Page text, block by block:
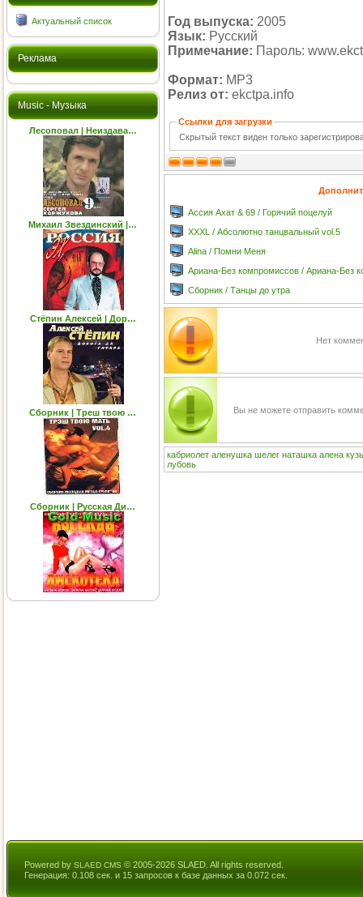
Актуальный список
Реклама
Music - Музыка
Лесоповал | Неиздава…
Михаил Звездинский |…
Стёпин Алексей | Дор…
Сборник | Треш твою …
Сборник | Русская Ди…
Год выпуска: 2005
Язык: Русский
Примечание: Пароль:
Формат: MP3
Релиз от: ekctpa.info
Ссылки для загрузки
Скрытый текст виден только
Ассия Ахат & 69 / Горячий поцелуй
XXXL / Абсолютно танцвальный vol.5
Alina / Помни Меня
Ариана-Без компромиссов / Ариана-Без
Сборник / Танцы до утра
Нет
Вы не можете отправить
кабриолет аленушка шелег наташка алена
лубовь
Powered by SLAED CMS © 2005-2026 SLAED. All rights reserved.
Генерация: 0.108 сек. и 15 запросов к базе данных за 0.072 сек.